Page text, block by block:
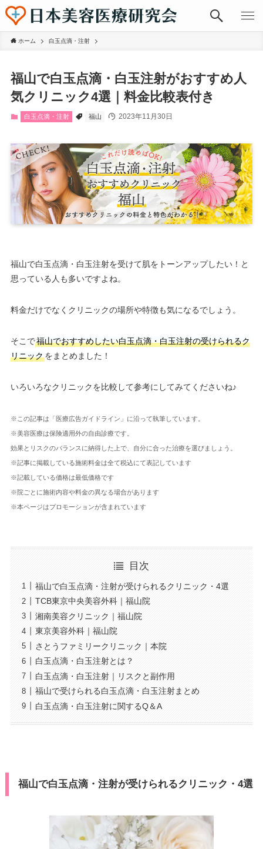
ホーム 白玉点滴・注射
福山で白玉点滴・白玉注射がおすすめ人
気クリニック4選｜料金比較表付き
白玉点滴・注射 福山 2023年11月30日
福山で白玉点滴・白玉注射を受けて肌をトーンアップしたい！と
思っている人も多いですよね。
料金だけでなくクリニックの場所や特徴も気になるでしょう。
そこで福山でおすすめしたい白玉点滴・白玉注射の受けられるク
リニックをまとめました！
いろいろなクリニックを比較して参考にしてみてくださいね♪
※この記事は「医療広告ガイドライン」に沿って執筆しています。
※美容医療は保険適用外の自由診療です。
効果とリスクのバランスに納得した上で、自分に合った治療を選びましょう。
※記事に掲載している施術料金は全て税込にて表記しています
※記載している価格は最低価格です
※院ごとに施術内容や料金の異なる場合があります
※本ページはプロモーションが含まれています
目次
福山で白玉点滴・注射が受けられるクリニック・4選
TCB東京中央美容外科｜福山院
湘南美容クリニック｜福山院
東京美容外科｜福山院
さとうファミリークリニック｜本院
白玉点滴・白玉注射とは？
白玉点滴・白玉注射｜リスクと副作用
福山で受けられる白玉点滴・白玉注射まとめ
白玉点滴・白玉注射に関するQ＆A
福山で白玉点滴・注射が受けられるクリニック・4選